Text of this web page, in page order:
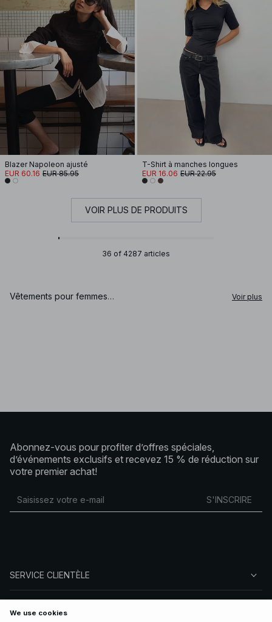
Blazer Napoleon ajusté
EUR 60.16 EUR 85.95
T-Shirt à manches longues
EUR 16.06 EUR 22.95
VOIR PLUS DE PRODUITS
36 of 4287 articles
Vêtements pour femmes Voir plus
Abonnez-vous pour profiter d’offres spéciales,
d’événements exclusifs et recevez 15 % de réduction sur
votre premier achat!
S'INSCRIRE
SERVICE CLIENTÈLE